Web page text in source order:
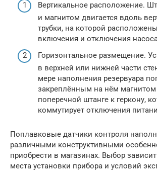
Вертикальное расположение.
и магнитом двигается вдоль
трубки, на которой
включения и отключения
Горизонтальное размещение.
в верхней или нижней части
мере наполнения резервуара
закреплённым на нём магнитом
поперечной штанге к геркону,
коммутирует отключения
Поплавковые датчики контроля
различными конструктивными
приобрести в магазинах. Выбор
места установки прибора и условий